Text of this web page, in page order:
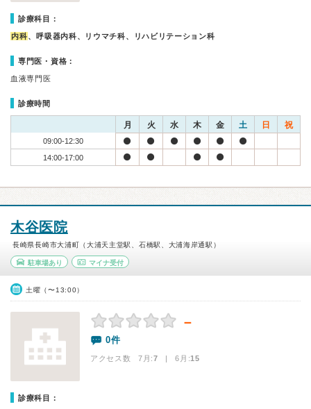
診療科目：
内科、呼吸器内科、リウマチ科、リハビリテーション科
専門医・資格：
血液専門医
診療時間
月 火 水 木 金 土 日 祝
09:00-12:30
14:00-17:00
木谷医院
長崎県長崎市大浦町（大浦天主堂駅、石橋駅、大浦海岸通駅）
駐車場あり マイナ受付
土曜（〜13:00）
－
0件
アクセス数 7月:7 | 6月:15
診療科目：